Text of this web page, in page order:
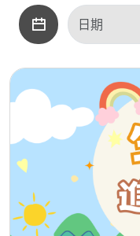
出愛情裡最脆弱的不
忍不住想知道自己是
王傑的〈她的背影〉
獨與追憶，那個漸行
面。辛曉琪的〈味道
一，透過「味道」這
裡仍殘留著對方的氣
深深打動無數聽眾。